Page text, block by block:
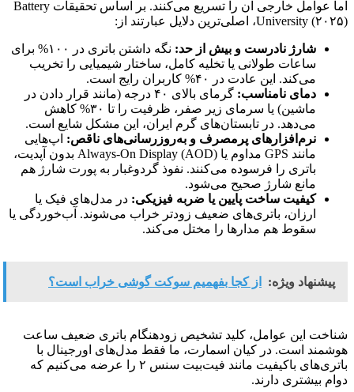
اما عوامل خارجی آن را تسریع می‌کنند. بر اساس تحقیقات Battery
University (۲۰۲۵)، اصلی‌ترین دلایل عبارتند از:
شارژ نادرست و بیش‌ از حد:
نگه داشتن باتری در ۱۰۰% برای
ساعات طولانی یا تخلیه کامل، ساختار شیمیایی را تخریب
می‌کند. این عادت در ۴۰% کاربران رایج است.
دمای نامناسب:
گرمای بالای ۴۰ درجه (مانند قرار دادن در
ماشین) یا سرمای زیر صفر، ظرفیت را تا ۳۰% کاهش
می‌دهد. در تابستان‌های گرم ایران، این مشکل شایع است.
نرم‌افزارهای پرمصرف و به‌روزرسانی‌های ناقص: اپ‌هایی
مانند GPS مداوم یا Always-On Display (AOD) بدون آپدیت،
باتری را فرسوده می‌کنند. نفوذ گردوغبار به پورت شارژ هم
مانع شارژ صحیح می‌شود.
کیفیت ساخت پایین یا ضربه فیزیکی: در مدل‌های فیک یا
ارزان، باتری‌های ضعیف زودتر خراب می‌شوند. آب‌خوردگی یا
سقوط هم مدارها را مختل می‌کند.
پیشنهاد ویژه: از کجا بفهمیم سوکت گوشی خراب است؟
شناخت این عوامل، کلید تشخیص زودهنگام باتری ضعیف ساعت
هوشمند است. در کیان اسمارت، ما فقط مدل‌های اورجینال با
باتری‌های باکیفیت مانند فیت‌بیت سنس ۲ را عرضه می‌کنیم که
دوام بیشتری دارند.